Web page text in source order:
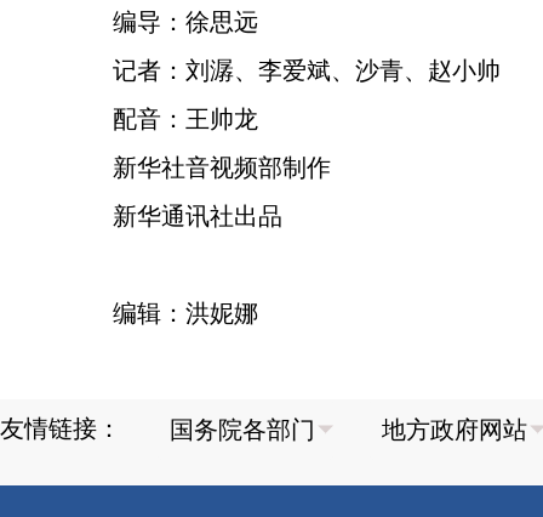
编导：徐思远
记者：刘潺、李爱斌、沙青、赵小帅
配音：王帅龙
新华社音视频部制作
新华通讯社出品
编辑：洪妮娜
友情链接：